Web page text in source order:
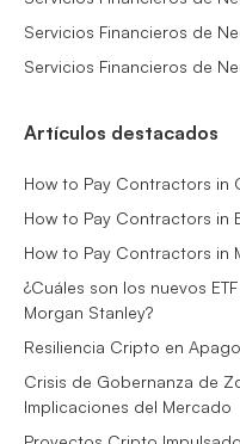
Servicios Financieros de
Servicios Financieros de
Artículos destacados
How to Pay Contractors in
How to Pay Contractors in
How to Pay Contractors in
¿Cuáles son los nuevos
Morgan Stanley?
Resiliencia Cripto en
Crisis de Gobernanza de
Implicaciones del Mercado